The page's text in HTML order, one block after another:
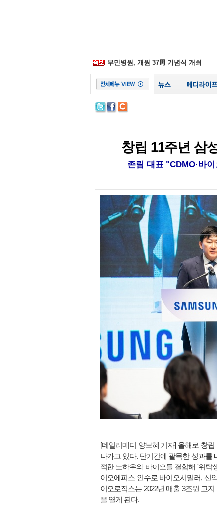
부민병원, 개원 37周 기념식 개최
일동후디스, ‘어버이날 선물 이벤트' 진
김포우리병원, '이웃사랑 그리기 대회'
서울대병원, 베트남에 검진시스템 이식
비플러스랩, 종합 헬스케어 플랫폼 잰
시화병원, 심폐소생술 모의훈련‧실기평
서울성모 정찬권 교수, WHO 교과서 공
창립 11주년 삼
존림 대표 "CDMO·바
[데일리메디 양보혜 기자] 올해로 창립
나가고 있다. 단기간에 괄목한 성과를
적한 노하우와 바이오를 결합해 '위탁
이오에피스 인수로 바이오시밀러, 신
이오로직스는 2022년 매출 3조원 고
을 열게 된다.